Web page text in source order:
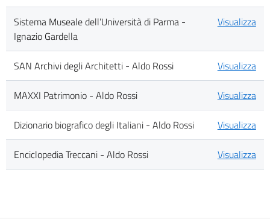
Sistema Museale dell’Università di Parma -
Ignazio Gardella
Visualizza
SAN Archivi degli Architetti - Aldo Rossi Visualizza
MAXXI Patrimonio - Aldo Rossi Visualizza
Dizionario biografico degli Italiani - Aldo Rossi Visualizza
Enciclopedia Treccani - Aldo Rossi Visualizza